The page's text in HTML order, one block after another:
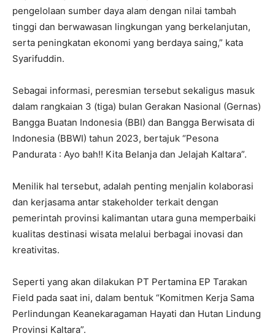
pengelolaan sumber daya alam dengan nilai tambah
tinggi dan berwawasan lingkungan yang berkelanjutan,
serta peningkatan ekonomi yang berdaya saing,” kata
Syarifuddin.
Sebagai informasi, peresmian tersebut sekaligus masuk
dalam rangkaian 3 (tiga) bulan Gerakan Nasional (Gernas)
Bangga Buatan Indonesia (BBI) dan Bangga Berwisata di
Indonesia (BBWI) tahun 2023, bertajuk “Pesona
Pandurata : Ayo bah!! Kita Belanja dan Jelajah Kaltara”.
Menilik hal tersebut, adalah penting menjalin kolaborasi
dan kerjasama antar stakeholder terkait dengan
pemerintah provinsi kalimantan utara guna memperbaiki
kualitas destinasi wisata melalui berbagai inovasi dan
kreativitas.
Seperti yang akan dilakukan PT Pertamina EP Tarakan
Field pada saat ini, dalam bentuk “Komitmen Kerja Sama
Perlindungan Keanekaragaman Hayati dan Hutan Lindung
Provinsi Kaltara”.